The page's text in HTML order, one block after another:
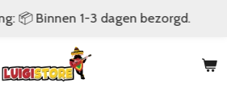
📦 Binnen 1-3 dagen bezorgd.